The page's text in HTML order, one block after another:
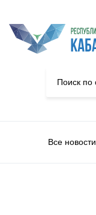
Все новости